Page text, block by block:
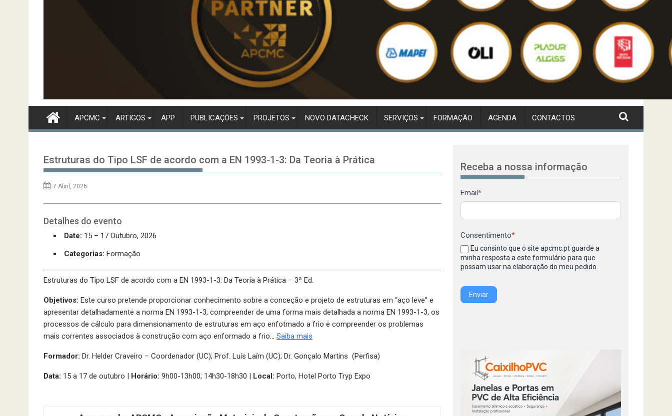
APCMC ARTIGOS APP PUBLICAÇÕES PROJETOS NOVO DATACHECK SERVIÇOS FORMAÇÃO AGENDA CONTACTOS
Estruturas do Tipo LSF de acordo com a EN 1993-1-3: Da Teoria à Prática
7 Abril, 2026
Detalhes do evento
Date: 15 – 17 Outubro, 2026
Categorias: Formação
Estruturas do Tipo LSF de acordo com a EN 1993-1-3: Da Teoria à Prática – 3ª Ed.
Objetivos: Este curso pretende proporcionar conhecimento sobre a conceção e projeto de estruturas em “aço leve” e
apresentar detalhadamente a norma EN 1993-1-3, compreender de uma forma mais detalhada a norma EN 1993-1-3, os
processos de cálculo para dimensionamento de estruturas em aço enfotmado a frio e compreender os problemas
mais correntes associados à construção com aço enformado a frio… Saiba mais
Formador: Dr. Helder Craveiro – Coordenador (UC); Prof. Luís Laím (UC); Dr. Gonçalo Martins (Perfisa)
Data: 15 a 17 de outubro | Horário: 9h00-13h00; 14h30-18h30 | Local: Porto, Hotel Porto Tryp Expo
Receba a nossa informação
Newsletter
Email *
Consentimento*
Eu consinto que o site apcmc.pt guarde a
minha resposta a este formulário para que
possam usar na elaboração do meu pedido.
Enviar